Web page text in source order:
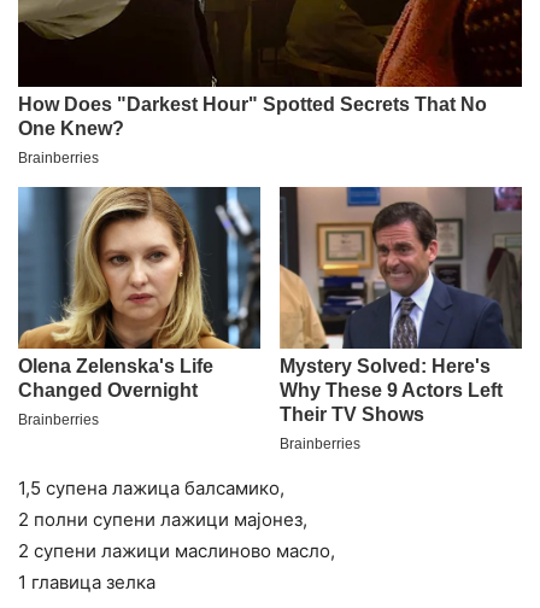
1,5 супена лажица балсамико,
2 полни супени лажици мајонез,
2 супени лажици маслиново масло,
1 главица зелка